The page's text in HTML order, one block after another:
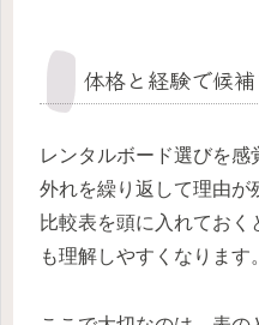
体格と経験で候補
レンタルボード選びを感
外れを繰り返して理由が
比較表を頭に入れてお
も理解しやすくなります。